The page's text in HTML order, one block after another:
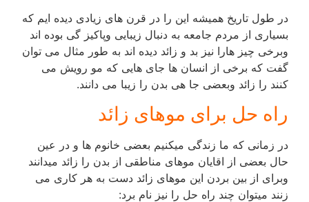
در طول تاریخ همیشه این را در قرن های زیادی دیده ایم که
بسیاری از مردم جامعه به دنبال زیبایی وپاکیز گی بوده اند
وبرخی چیز هارا نیز بد و زائد دیده اند به طور مثال می توان
گفت که برخی از انسان ها جای هایی که مو رویش می
کنند را زائد وبعضی جا هی بدن را زیبا می دانند.
راه حل برای موهای زائد
در زمانی که ما زندگی میکنیم بعضی خانوم ها و در عین
حال بعضی از اقایان موهای مناطقی از بدن را زائد میدانند
وبرای از بین بردن این موهای زائد دست به هر کاری می
زنند میتوان چند راه حل را نیز نام برد: